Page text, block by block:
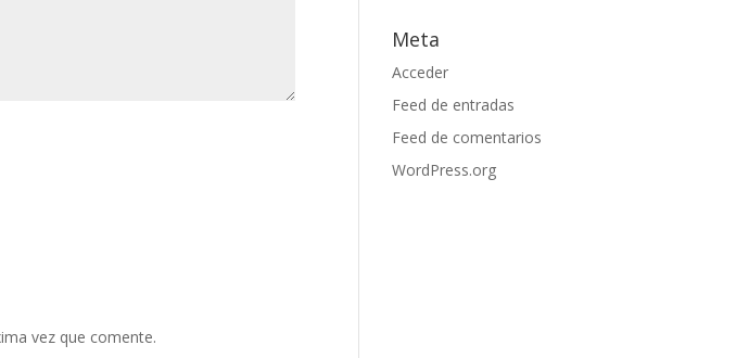
vez que comente.
Meta
Acceder
Feed de entradas
Feed de comentarios
WordPress.org